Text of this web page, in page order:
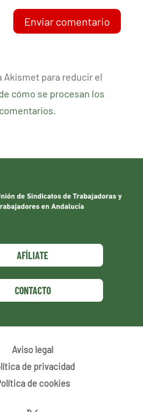
Enviar comentario
Akismet para reducir el
cómo se procesan los
AFÍLIATE
CONTACTO
Aviso legal
de privacidad
de cookies